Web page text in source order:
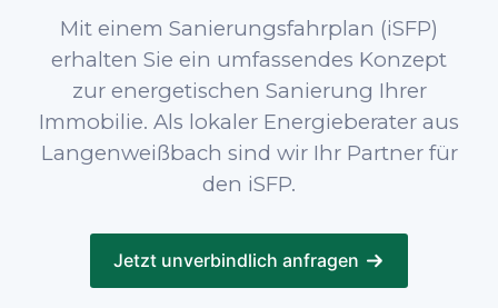
Mit einem Sanierungsfahrplan (iSFP)
erhalten Sie ein umfassendes Konzept
zur energetischen Sanierung Ihrer
Immobilie. Als lokaler Energieberater aus
Langenweißbach sind wir Ihr Partner für
den iSFP.
Jetzt unverbindlich anfragen